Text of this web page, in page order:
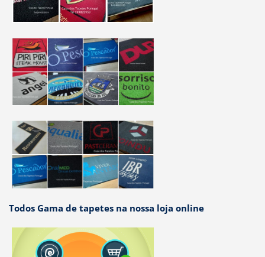
Todos Gama de tapetes na nossa loja online